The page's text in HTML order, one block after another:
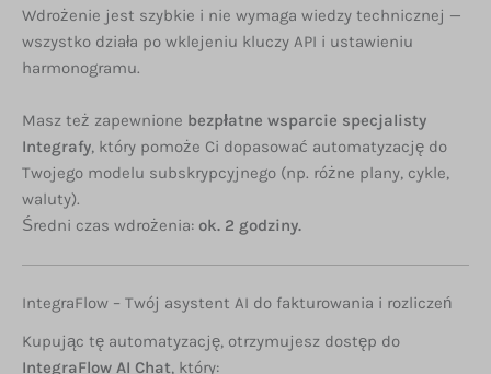
Wdrożenie jest szybkie i nie wymaga wiedzy technicznej —
wszystko działa po wklejeniu kluczy API i ustawieniu
harmonogramu.
Masz też zapewnione bezpłatne wsparcie specjalisty
Integrafy, który pomoże Ci dopasować automatyzację do
Twojego modelu subskrypcyjnego (np. różne plany, cykle,
waluty).
Średni czas wdrożenia: ok. 2 godziny.
IntegraFlow – Twój asystent AI do fakturowania i rozliczeń
Kupując tę automatyzację, otrzymujesz dostęp do
IntegraFlow AI Chat, który: